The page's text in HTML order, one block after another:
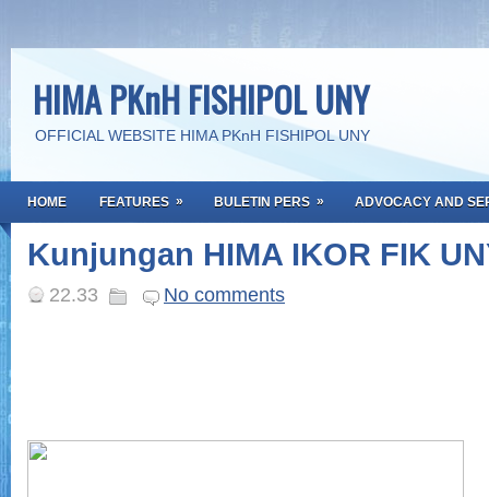
HIMA PKnH FISHIPOL UNY
OFFICIAL WEBSITE HIMA PKnH FISHIPOL UNY
HOME FEATURES » BULETIN PERS » ADVOCACY AND
Kunjungan HIMA IKOR FIK
22.33 No comments